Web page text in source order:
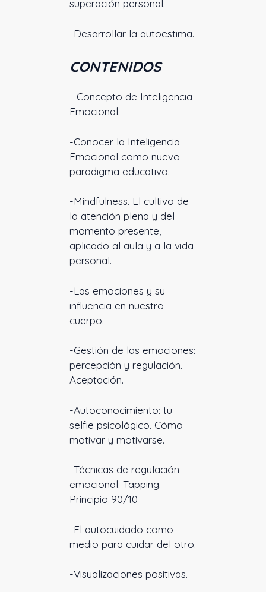
superación personal.
-Desarrollar la autoestima.
CONTENIDOS
-Concepto de Inteligencia
Emocional.
-Conocer la Inteligencia
Emocional como nuevo
paradigma educativo.
-Mindfulness. El cultivo de
la atención plena y del
momento presente,
aplicado al aula y a la vida
personal.
-Las emociones y su
influencia en nuestro
cuerpo.
-Gestión de las emociones:
percepción y regulación.
Aceptación.
-Autoconocimiento: tu
selfie psicológico. Cómo
motivar y motivarse.
-Técnicas de regulación
emocional. Tapping.
Principio 90/10
-El autocuidado como
medio para cuidar del otro.
-Visualizaciones positivas.